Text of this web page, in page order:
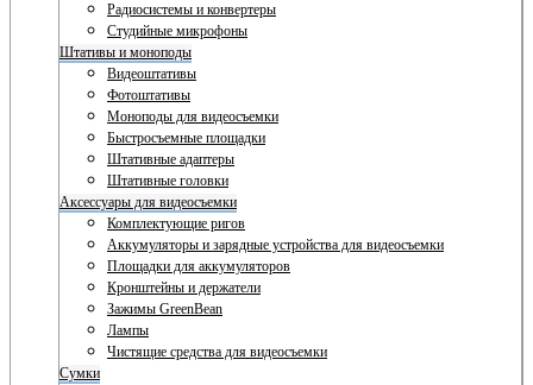
Радиосистемы и конвертеры
Студийные микрофоны
Штативы и моноподы
Видеоштативы
Фотоштативы
Моноподы для видеосъемки
Быстросъемные площадки
Штативные адаптеры
Штативные головки
Аксессуары для видеосъемки
Комплектующие ригов
Аккумуляторы и зарядные устройства для видеосъемки
Площадки для аккумуляторов
Кронштейны и держатели
Зажимы GreenBean
Лампы
Чистящие средства для видеосъемки
Сумки